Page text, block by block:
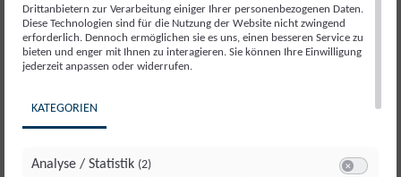
Vorname
Nachname
Drittanbietern zur Verarbeitung einiger Ihrer personenbezogenen Daten.
Diese Technologien sind für die Nutzung der Website nicht zwingend
erforderlich. Dennoch ermöglichen sie es uns, einen besseren Service zu
bieten und enger mit Ihnen zu interagieren. Sie können Ihre Einwilligung
jederzeit anpassen oder widerrufen.
KATEGORIEN
Analyse / Statistik (2)